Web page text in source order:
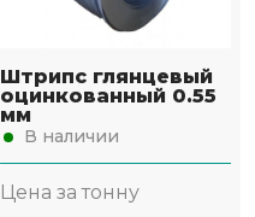
Штрипс глянцевый
оцинкованный 0.55
мм
В наличии
Цена за тонну